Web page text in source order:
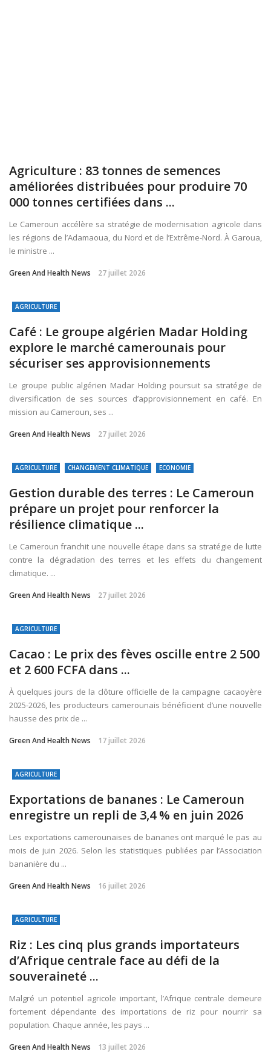
Agriculture : 83 tonnes de semences
améliorées distribuées pour produire 70
000 tonnes certifiées dans ...
Le Cameroun accélère sa stratégie de modernisation agricole dans
les régions de l’Adamaoua, du Nord et de l’Extrême-Nord. À Garoua,
le ministre ...
Green And Health News 27 juillet 2026
AGRICULTURE
Café : Le groupe algérien Madar Holding
explore le marché camerounais pour
sécuriser ses approvisionnements
Le groupe public algérien Madar Holding poursuit sa stratégie de
diversification de ses sources d’approvisionnement en café. En
mission au Cameroun, ses ...
Green And Health News 27 juillet 2026
AGRICULTURE CHANGEMENT CLIMATIQUE ECONOMIE
Gestion durable des terres : Le Cameroun
prépare un projet pour renforcer la
résilience climatique ...
Le Cameroun franchit une nouvelle étape dans sa stratégie de lutte
contre la dégradation des terres et les effets du changement
climatique. ...
Green And Health News 27 juillet 2026
AGRICULTURE
Cacao : Le prix des fèves oscille entre 2 500
et 2 600 FCFA dans ...
À quelques jours de la clôture officielle de la campagne cacaoyère
2025-2026, les producteurs camerounais bénéficient d’une nouvelle
hausse des prix de ...
Green And Health News 17 juillet 2026
AGRICULTURE
Exportations de bananes : Le Cameroun
enregistre un repli de 3,4 % en juin 2026
Les exportations camerounaises de bananes ont marqué le pas au
mois de juin 2026. Selon les statistiques publiées par l’Association
bananière du ...
Green And Health News 16 juillet 2026
AGRICULTURE
Riz : Les cinq plus grands importateurs
d’Afrique centrale face au défi de la
souveraineté ...
Malgré un potentiel agricole important, l’Afrique centrale demeure
fortement dépendante des importations de riz pour nourrir sa
population. Chaque année, les pays ...
Green And Health News 13 juillet 2026